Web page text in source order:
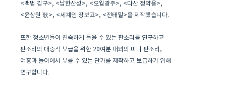
<백범 김구>, <남한산성>, <오월광주>, <다산 정약용>,
<윤상원 歌>, <세계인 장보고>, <전태일>을 제작했습니다.
또한 청소년들이 친숙하게 들을 수 있는 판소리를 연구하고
판소리의 대중적 보급을 위한 20여분 내외의 미니 판소리,
여흥과 놀이에서 부를 수 있는 단가를 제작하고 보급하기 위해
연구합니다.